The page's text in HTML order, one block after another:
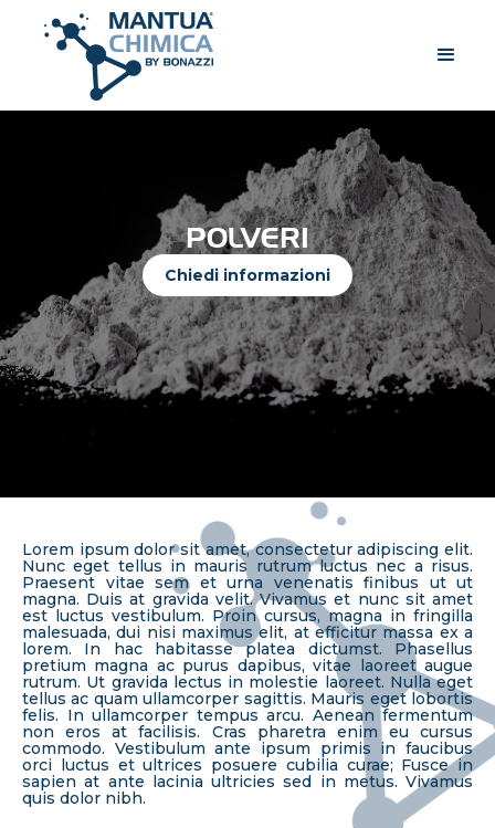
POLVERI
Chiedi informazioni
Lorem ipsum dolor sit amet, consectetur adipiscing elit.
Nunc eget tellus in mauris rutrum luctus nec a risus.
Praesent vitae sem et urna venenatis finibus ut ut
magna. Duis at gravida velit. Vivamus et nunc sit amet
est luctus vestibulum. Proin cursus, magna in fringilla
malesuada, dui nisi maximus elit, at efficitur massa ex a
lorem. In hac habitasse platea dictumst. Phasellus
pretium magna ac purus dapibus, vitae laoreet augue
rutrum. Ut gravida lectus in molestie laoreet. Nulla eget
tellus ac quam ullamcorper sagittis. Mauris eget lobortis
felis. In ullamcorper tempus arcu. Aenean fermentum
non eros at facilisis. Cras pharetra enim eu cursus
commodo. Vestibulum ante ipsum primis in faucibus
orci luctus et ultrices posuere cubilia curae; Fusce in
sapien at ante lacinia ultricies sed in metus. Vivamus
quis dolor nibh.